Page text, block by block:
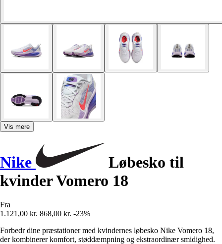
Vis mere
Nike
Løbesko til
kvinder Vomero 18
Fra
1.121,00 kr. 868,00 kr. -23%
Forbedr dine præstationer med kvindernes løbesko Nike Vomero 18,
der kombinerer komfort, støddæmpning og ekstraordinær smidighed.